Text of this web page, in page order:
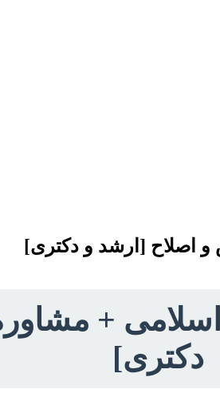
و اصلاح [ارشد و دکتری]
اسلامی +
دکتری]